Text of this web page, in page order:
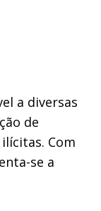
a diversas
de
Com
se a